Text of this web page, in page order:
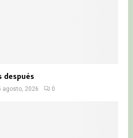
después
agosto, 2026 0